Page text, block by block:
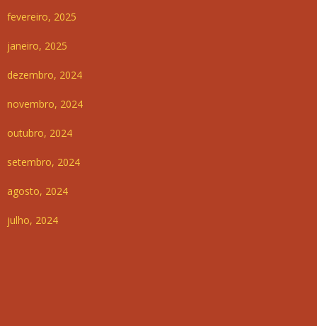
fevereiro, 2025
janeiro, 2025
dezembro, 2024
novembro, 2024
outubro, 2024
setembro, 2024
agosto, 2024
julho, 2024